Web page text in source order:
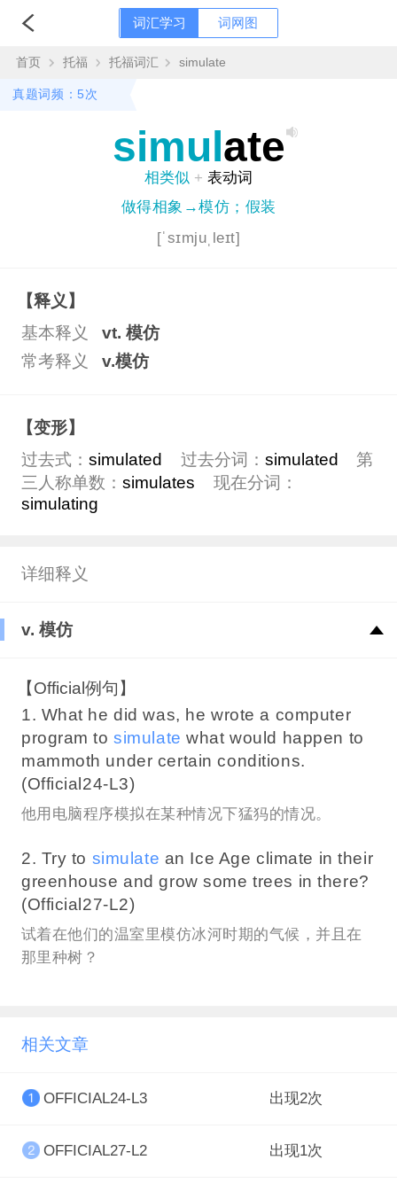
词汇学习 词网图
首页 托福 托福词汇 simulate
真题词频：5次
simul ate
相类似 + 表动词
做得相象→模仿；假装
[ˈsɪmjuˌleɪt]
【释义】
基本释义
vt. 模仿
常考释义
v.模仿
【变形】
过去式： simulated 过去分词： simulated
第
三人称单数： simulates
现在分词：
simulating
详细释义
v. 模仿
【Official例句】
1. What he did was, he wrote a computer
program tosimulate what would happen to
mammoth under certain conditions.
(Official24-L3)
他用电脑程序模拟在某种情况下猛犸的情况。
2. Try to simulate an Ice Age climate in their
greenhouse and grow some trees in there?
(Official27-L2)
试着在他们的温室里模仿冰河时期的气候，并且在
那里种树？
相关文章
OFFICIAL24-L3 出现2次
OFFICIAL27-L2 出现1次